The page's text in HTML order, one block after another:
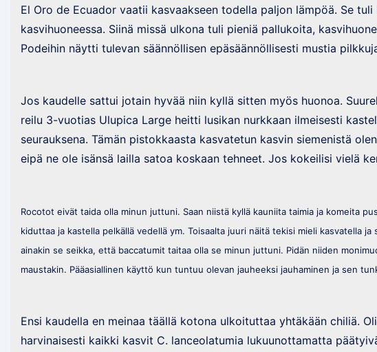
El Oro de Ecuador vaatii kasvaakseen todella paljon lämpöä. Se
kasvihuoneessa. Siinä missä ulkona tuli pieniä pallukoita,
Podeihin näytti tulevan säännöllisen epäsäännöllisesti mustia
Jos kaudelle sattui jotain hyvää niin kyllä sitten myös huonoa.
reilu 3-vuotias Ulupica Large heitti lusikan nurkkaan ilmeisesti
seurauksena. Tämän pistokkaasta kasvatetun kasvin siemenistä
eipä ne ole isänsä lailla satoa koskaan tehneet. Jos kokeilisi vielä
Rocotot eivät taida olla minun juttuni. Saan niistä kyllä kauniita taimia ja komeita
kiduttaa ja kastella pelkällä vedellä ym. Toisaalta juuri näitä tekisi mieli kasvatella
ainakin se seikka, että baccatumit taitaa olla se minun juttuni. Pidän niiden
maustakin. Pääasiallinen käyttö kun tuntuu olevan jauheeksi jauhaminen ja sen
Ensi kaudella en meinaa täällä kotona ulkoituttaa yhtäkään chiliä.
harvinaisesti kaikki kasvit C. lanceolatumia lukuunottamatta